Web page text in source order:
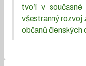
tvoří v
všestranný rozvoj
občanů členských